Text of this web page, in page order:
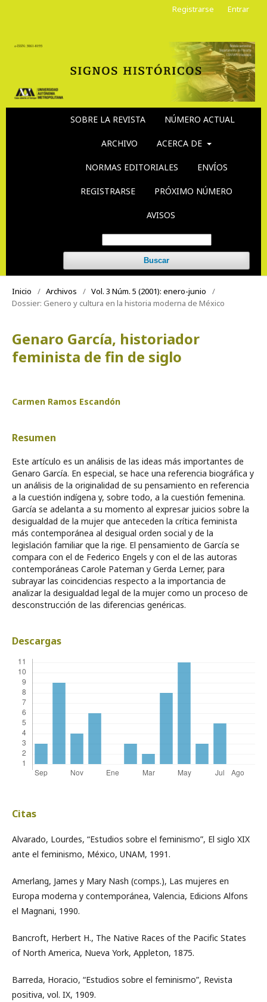
SOBRE LA REVISTA NÚMERO ACTUAL
ARCHIVO ACERCA DE
NORMAS EDITORIALES ENVÍOS
REGISTRARSE PRÓXIMO NÚMERO
AVISOS
Buscar
Registrarse Entrar
Inicio / Archivos / Vol. 3 Núm. 5 (2001): enero-junio
/
Dossier: Genero y cultura en la historia moderna de México
Genaro García, historiador
feminista de fin de siglo
Carmen Ramos Escandón
Resumen
Este artículo es un análisis de las ideas más importantes de
Genaro García. En especial, se hace una referencia biográfica y
un análisis de la originalidad de su pensamiento en referencia
a la cuestión indígena y, sobre todo, a la cuestión femenina.
García se adelanta a su momento al expresar juicios sobre la
desigualdad de la mujer que anteceden la crítica feminista
más contemporánea al desigual orden social y de la
legislación familiar que la rige. El pensamiento de García se
compara con el de Federico Engels y con el de las autoras
contemporáneas Carole Pateman y Gerda Lerner, para
subrayar las coincidencias respecto a la importancia de
analizar la desigualdad legal de la mujer como un proceso de
desconstrucción de las diferencias genéricas.
Descargas
Citas
Alvarado, Lourdes, “Estudios sobre el feminismo”, El siglo XIX
ante el feminismo, México, UNAM, 1991.
Amerlang, James y Mary Nash (comps.), Las mujeres en
Europa moderna y contemporánea, Valencia, Edicions Alfons
el Magnani, 1990.
Bancroft, Herbert H., The Native Races of the Pacific States
of North America, Nueva York, Appleton, 1875.
Barreda, Horacio, “Estudios sobre el feminismo”, Revista
positiva, vol. IX, 1909.